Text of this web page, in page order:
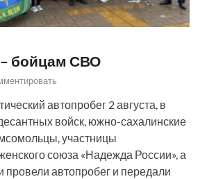
бойцам СВО
автопробег 2 августа, в
войск, южно-сахалинские
участницы
союза «Надежда России», а
провели автопробег и передали